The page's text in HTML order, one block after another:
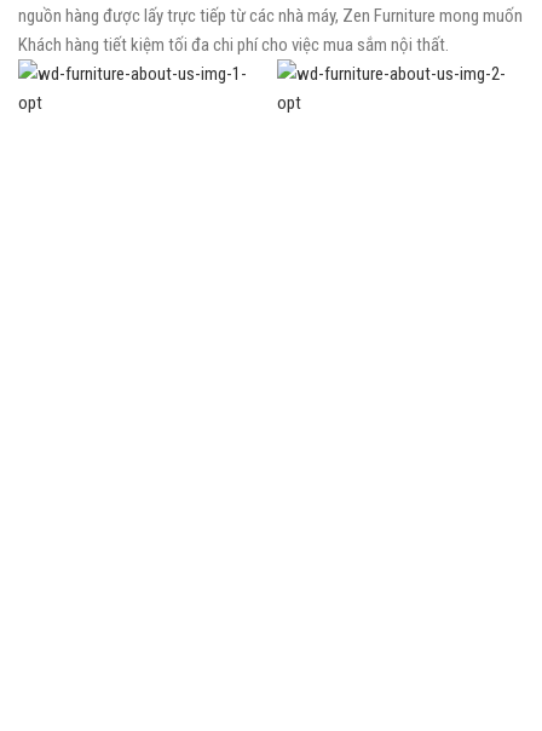
nguồn hàng được lấy trực tiếp từ các nhà máy, Zen Furniture mong muốn
Khách hàng tiết kiệm tối đa chi phí cho việc mua sắm nội thất.